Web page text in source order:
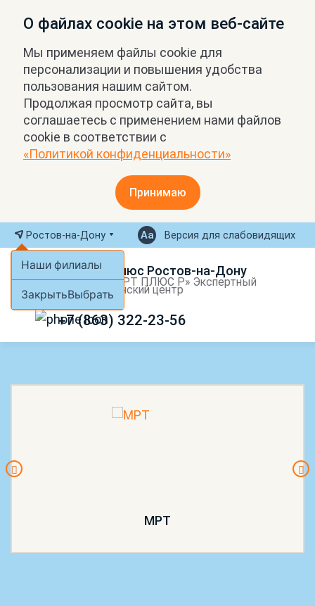
О файлах cookie на этом веб-сайте
Мы применяем файлы cookie для
персонализации и повышения удобства
пользования нашим сайтом.
Продолжая просмотр сайта, вы
соглашаетесь с применением нами файлов
cookie в соответствии с
«Политикой конфиденциальности»
Принимаю
Ростов-на-Дону
Наши филиалы
ЗакрытьВыбрать
Версия для слабовидящих
МРТ Плюс Ростов-на-Дону
ООО «МРТ ПЛЮС Р» Экспертный
медицинский центр
+7 (863) 322-23-56
МРТ